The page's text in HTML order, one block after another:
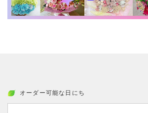
オーダー可能な日にち